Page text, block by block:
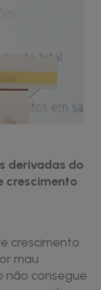
derivadas do
crescimento
crescimento
mau
não consegue